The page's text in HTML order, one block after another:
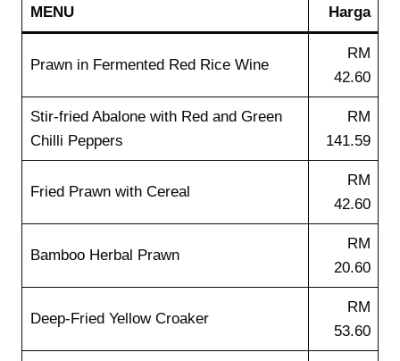
MENU Harga
Prawn in Fermented Red Rice Wine
RM
42.60
Stir-fried Abalone with Red and Green
Chilli Peppers
RM
141.59
Fried Prawn with Cereal
RM
42.60
Bamboo Herbal Prawn
RM
20.60
Deep-Fried Yellow Croaker
RM
53.60